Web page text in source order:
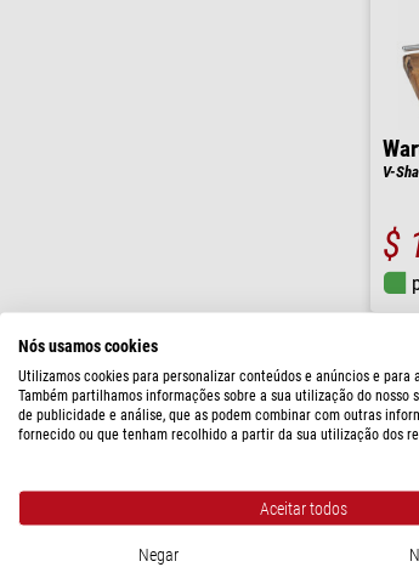
V-
$
Nós usamos cookies
Utilizamos cookies para personalizar conteúdos e anúncios e para
Também partilhamos informações sobre a sua utilização do nosso
de publicidade e análise, que as podem combinar com outras
fornecido ou que tenham recolhido a partir da sua utilização dos
Aceitar todos
Negar